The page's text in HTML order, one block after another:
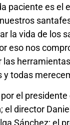
paciente es el
la vida de los
eso nos
las
y todas
el presidente
el director
Sánchez; el